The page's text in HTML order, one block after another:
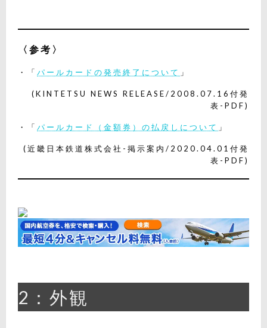
〈参考〉
・「 パールカードの発売終了について 」
(KINTETSU NEWS RELEASE/2008.07.16付発
表-PDF)
・「 パールカード（金額券）の払戻しについて 」
(近畿日本鉄道株式会社-掲示案内/2020.04.01付発
表-PDF)
2：外観